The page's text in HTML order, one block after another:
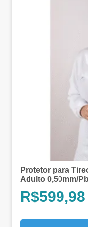
Protetor para
Adulto 0,50mm/
R$599,98